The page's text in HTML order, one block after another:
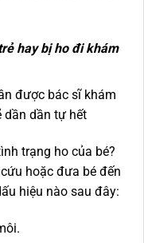
hay bị ho đi khám
được bác sĩ khám
dần dần tự hết
trạng ho của bé?
hoặc đưa bé đến
hiệu nào sau đây: